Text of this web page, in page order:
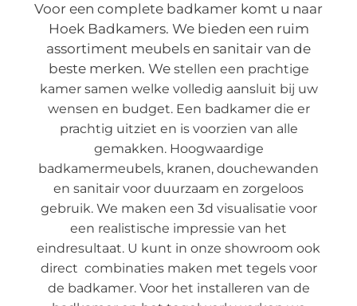
Voor een complete badkamer komt u naar
Hoek Badkamers. We bieden een ruim
assortiment meubels en sanitair van de
beste merken. We stellen een prachtige
kamer samen welke volledig aansluit bij uw
wensen en budget. Een badkamer die er
prachtig uitziet en is voorzien van alle
gemakken. Hoogwaardige
badkamermeubels, kranen, douchewanden
en sanitair voor duurzaam en zorgeloos
gebruik. We maken een 3d visualisatie voor
een realistische impressie van het
eindresultaat. U kunt in onze showroom ook
direct combinaties maken met tegels voor
de badkamer. Voor het installeren van de